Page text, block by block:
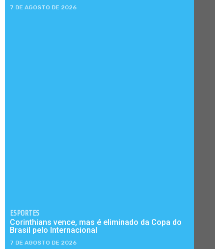
7 DE AGOSTO DE 2026
ESPORTES
Corinthians vence, mas é eliminado da Copa do
Brasil pelo Internacional
7 DE AGOSTO DE 2026